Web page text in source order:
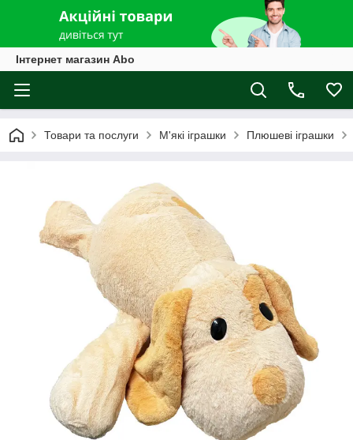
Інтернет магазин Abo
Товари та послуги М'які іграшки Плюшеві іграшки